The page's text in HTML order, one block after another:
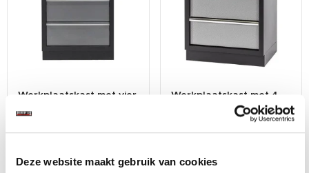
Deze website maakt gebruik van cookies
Werkplaatskast met vier
68 x 46 x 94,8 cm
€ 399,00
Op voorraad
Werkplaatskast met 4
laden 68 x 46 x 91 cm
€ 319,95
Op voorraad